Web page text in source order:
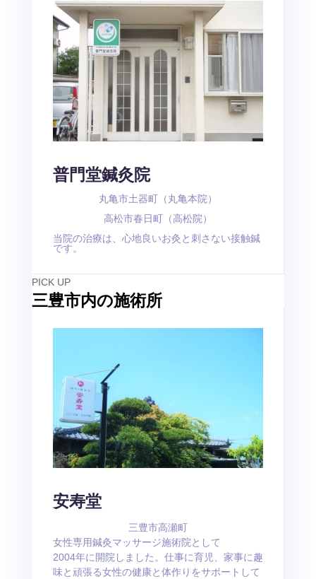
普門堂鍼灸院
丸亀市土器町（丸亀本院）
高松市春日町（高松院）
当院の治療は、心地良いお灸と刺さない接触鍼
です。
PICK UP
三豊市内の施術所
安寿堂
三豊市高瀬町
女性専用鍼灸マッサージ施術院として
2004年に開院しました。仕事に育児、家事に趣
味と頑張る女性の健康と体作りをサポートして